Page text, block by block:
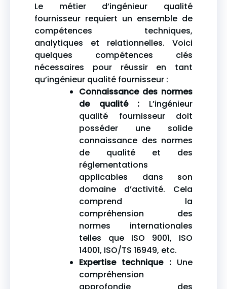
Le métier d’ingénieur qualité
fournisseur requiert un ensemble de
compétences techniques,
analytiques et relationnelles. Voici
quelques compétences clés
nécessaires pour réussir en tant
qu’ingénieur qualité fournisseur :
Connaissance des normes
de qualité : L’ingénieur
qualité fournisseur doit
posséder une solide
connaissance des normes
de qualité et des
réglementations
applicables dans son
domaine d’activité. Cela
comprend la
compréhension des
normes internationales
telles que ISO 9001, ISO
14001, ISO/TS 16949, etc.
Expertise technique :Une
compréhension